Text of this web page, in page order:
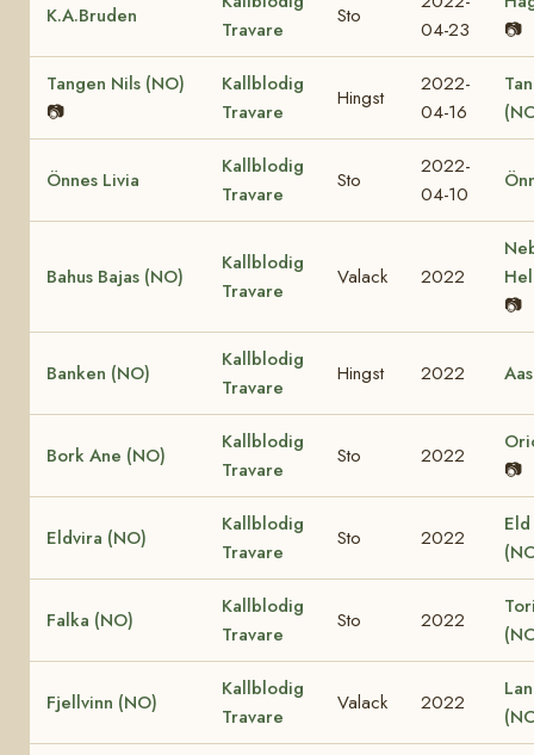
K.A.Bruden
Travare
Sto
04-23
📷
Tangen Nils (NO)
📷
Kallblodig
Travare
Hingst
2022-
04-16
Önnes Livia
Kallblodig
Travare
Sto
2022-
04-10
Bahus Bajas (NO)
Kallblodig
Travare
Valack 2022
📷
Banken (NO)
Kallblodig
Travare
Hingst 2022
Bork Ane (NO)
Kallblodig
Travare
Sto 2022
📷
Eldvira (NO)
Kallblodig
Travare
Sto 2022
Falka (NO)
Kallblodig
Travare
Sto 2022
Fjellvinn (NO)
Kallblodig
Travare
Valack 2022